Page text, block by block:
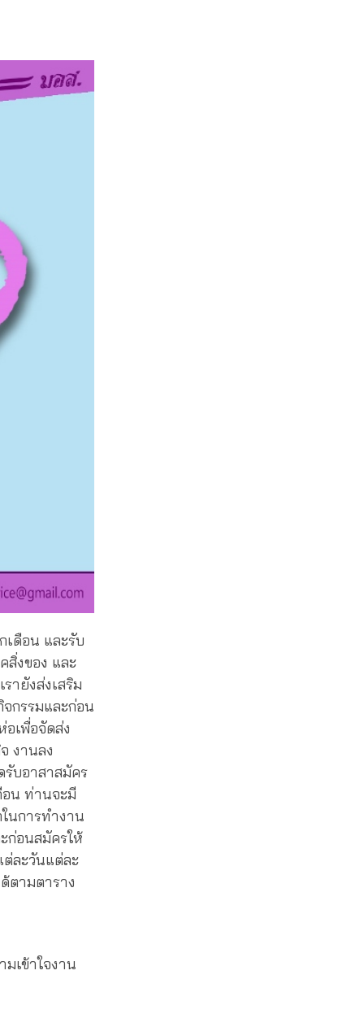
เดือน และรับ
สิ่งของ และ
ายังส่งเสริม
กรรมและก่อน
เพื่อจัดส่ง
งานลง
รับอาสาสมัคร
อน ท่านจะมี
นการทำงาน
ก่อนสมัครให้
ละวันแต่ละ
ตามตาราง
เข้าใจงาน